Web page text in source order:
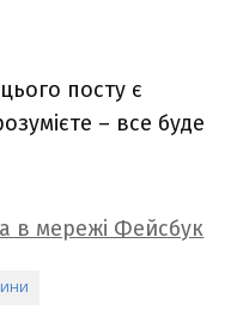
посту є
– все буде
в мережі Фейсбук